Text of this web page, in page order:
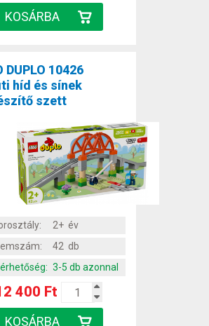
DUPLO 10426
híd és sínek
szett
2+ év
42 db
3-5 db azonnal
400 Ft